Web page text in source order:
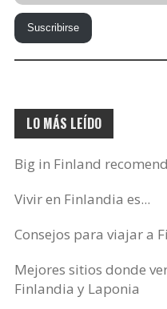
tu
correo
electrónico…
Suscribirse
LO MÁS LEÍDO
Big in Finland
Vivir en Finlandia es...
Consejos para viajar a
Mejores sitios donde
Finlandia y Laponia